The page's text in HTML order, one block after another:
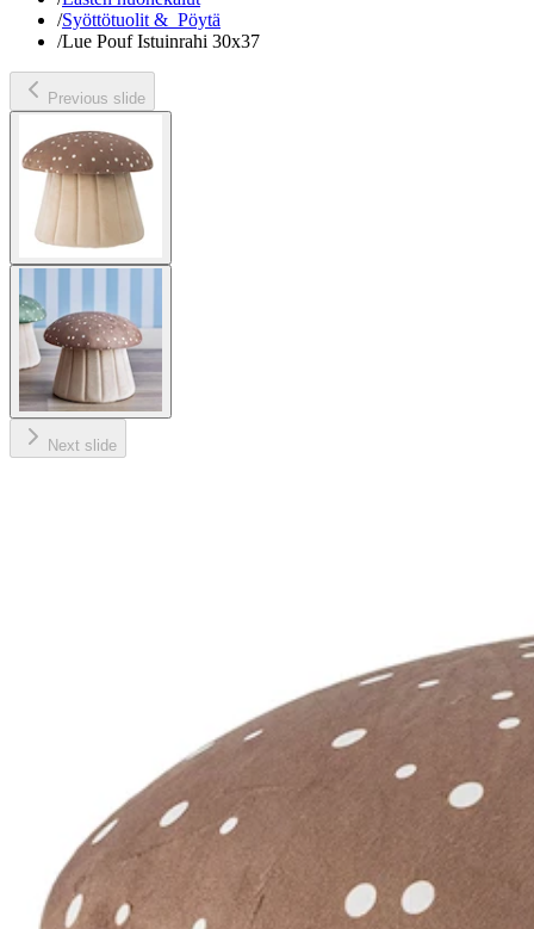
/Syöttötuolit & Pöytä
/Lue Pouf Istuinrahi 30x37
Previous slide
Next slide